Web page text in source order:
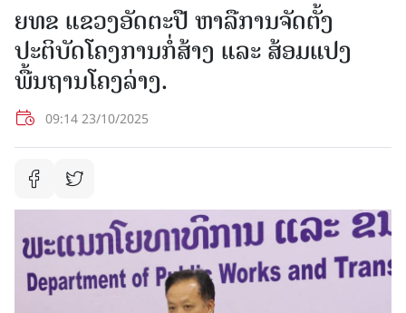
ຍທຂ ແຂວງອັດຕະປື ຫາລືການຈັດຕັ້ງ
ປະຕິບັດໂຄງການກໍ່ສ້າງ ແລະ ສ້ອມແປງ
ພື້ນຖານໂຄງລ່າງ.
09:14 23/10/2025